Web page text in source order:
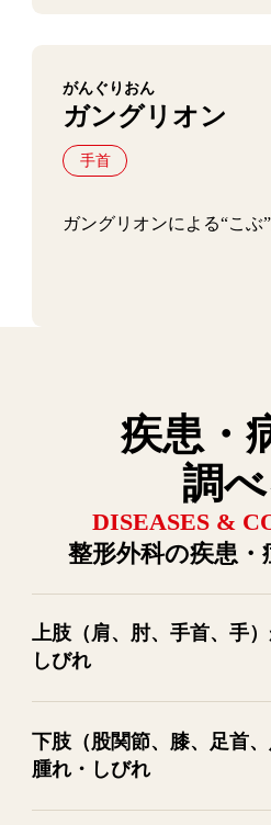
疾患・
調
DISEASES &
整形外科の疾患・
上肢​（肩、​肘、​手首、​手
しびれ
下肢​（股関節、​膝、​足首、​
腫れ・しびれ
がんぐりおん
ガングリオン
手首
ガングリオンによる“こぶ